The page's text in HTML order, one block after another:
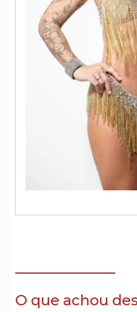
O que achou